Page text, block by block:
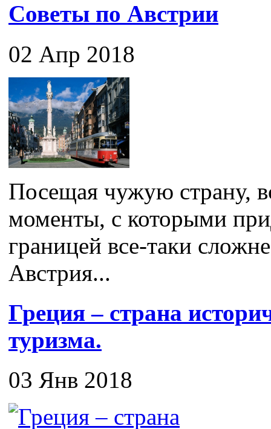
Советы по Австрии
02 Апр 2018
Посещая чужую страну,
моменты, с которыми
границей все-таки
Австрия...
Греция – страна
туризма.
03 Янв 2018